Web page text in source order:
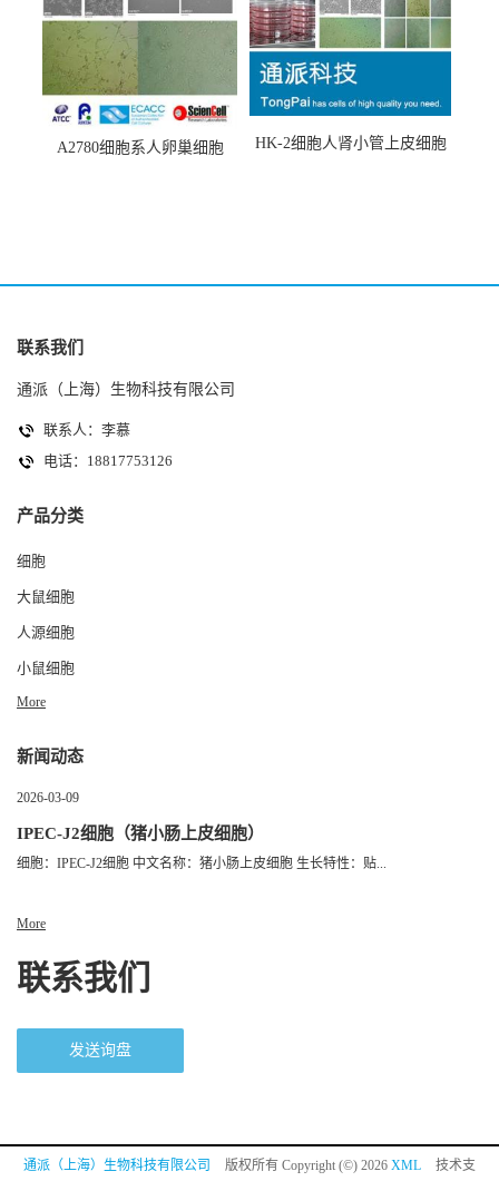
A2780细胞系人卵巢细胞
HK-2细胞人肾小管上皮细胞
联系我们
通派（上海）生物科技有限公司
联系人：李慕
电话：18817753126
产品分类
细胞
大鼠细胞
人源细胞
小鼠细胞
More
新闻动态
2026-03-09
IPEC-J2细胞（猪小肠上皮细胞）
细胞：IPEC-J2细胞 中文名称：猪小肠上皮细胞 生长特性：贴...
More
联系我们
发送询盘
通派（上海）生物科技有限公司 版权所有 Copyright (©) 2026 XML 技术支